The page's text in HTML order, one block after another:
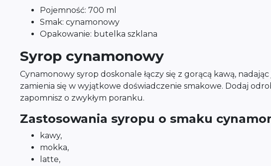
Pojemność: 700 ml
Smak: cynamonowy
Opakowanie: butelka szklana
Syrop cynamonowy
Cynamonowy syrop doskonale łączy się z gorącą kawą,
zamienia się w wyjątkowe doświadczenie smakowe. Dodaj
zapomnisz o zwykłym poranku.
Zastosowania syropu o smaku
kawy,
mokka,
latte,